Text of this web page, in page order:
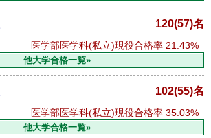
120(57)名
医学部医学科(私立)現役合格率 21.43%
他大学合格一覧»
102(55)名
医学部医学科(私立)現役合格率 35.03%
他大学合格一覧»